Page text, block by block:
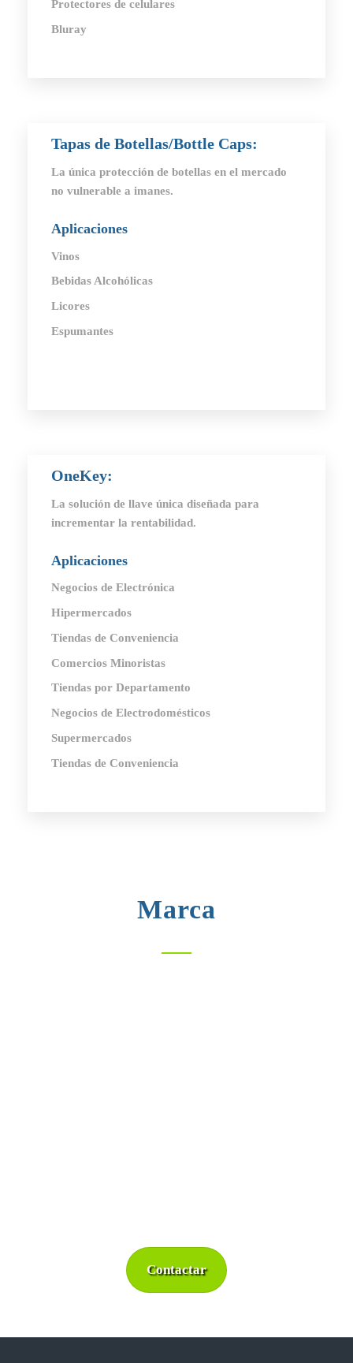
Protectores de celulares
Bluray
Tapas de Botellas/Bottle Caps:
La única protección de botellas en el mercado
no vulnerable a imanes.
Aplicaciones
Vinos
Bebidas Alcohólicas
Licores
Espumantes
OneKey:
La solución de llave única diseñada para
incrementar la rentabilidad.
Aplicaciones
Negocios de Electrónica
Hipermercados
Tiendas de Conveniencia
Comercios Minoristas
Tiendas por Departamento
Negocios de Electrodomésticos
Supermercados
Tiendas de Conveniencia
Marca
Contactar